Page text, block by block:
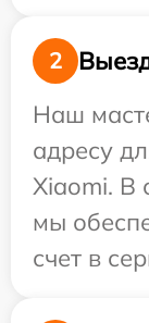
2
Наш
адресу
Xiaomi. В
мы
счет в